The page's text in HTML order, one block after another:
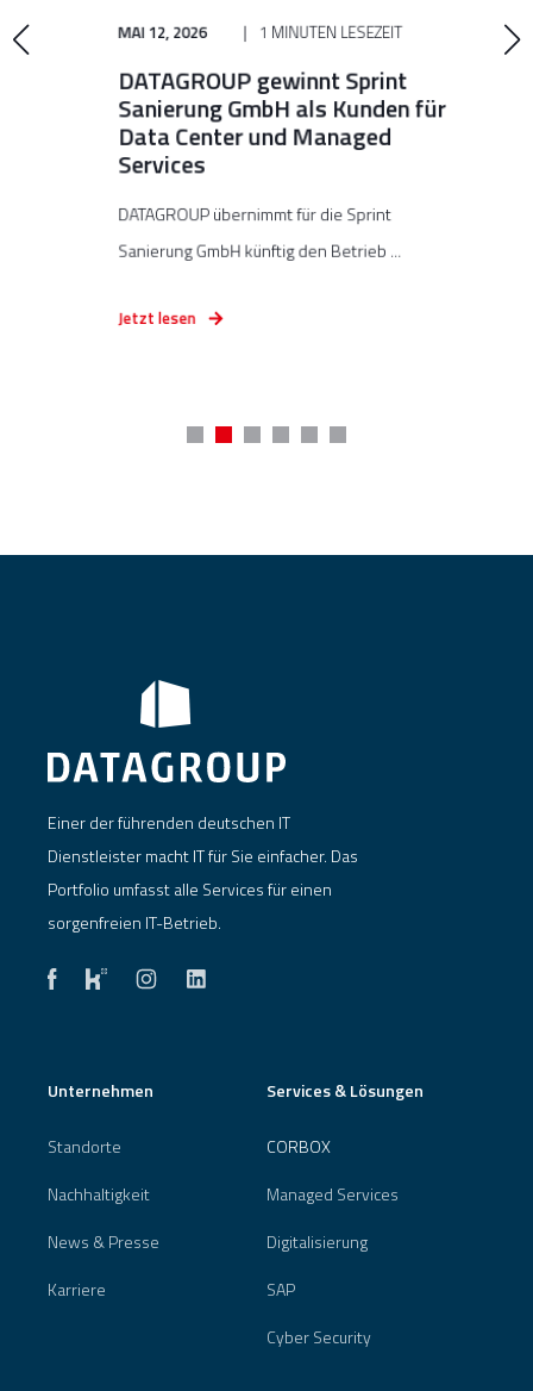
MAI 12, 2026 1 MINUTEN LESEZEIT
DATAGROUP gewinnt Sprint
Sanierung GmbH als Kunden für
Data Center und Managed
Services
DATAGROUP übernimmt für die Sprint
Sanierung GmbH künftig den Betrieb ...
Jetzt lesen
Einer der führenden deutschen IT
Dienstleister macht IT für Sie einfacher. Das
Portfolio umfasst alle Services für einen
sorgenfreien IT-Betrieb.
Unternehmen
Standorte
Nachhaltigkeit
News & Presse
Karriere
Services & Lösungen
CORBOX
Managed Services
Digitalisierung
SAP
Cyber Security